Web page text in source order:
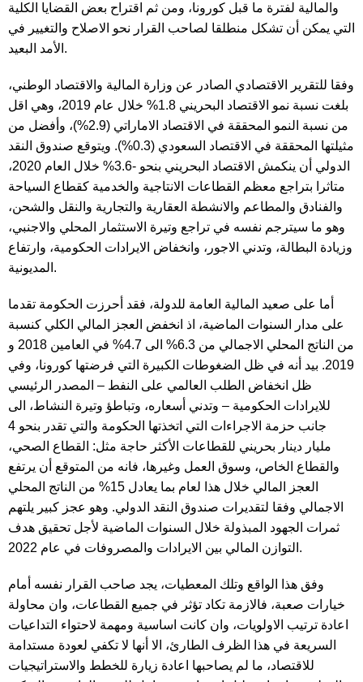
والمالية لفترة ما قبل كورونا، ومن ثم اقتراح بعض القضايا الكلية
التي يمكن أن تشكل منطلقا لصاحب القرار نحو الاصلاح والتغيير في
الأمد البعيد.
وفقا للتقرير الاقتصادي الصادر عن وزارة المالية والاقتصاد الوطني،
بلغت نسبة نمو الاقتصاد البحريني 1.8% خلال عام 2019، وهي اقل
من نسبة النمو المحققة في الاقتصاد الاماراتي (2.9%)، وأفضل من
مثيلتها المحققة في الاقتصاد السعودي (0.3%). ويتوقع صندوق النقد
الدولي أن ينكمش الاقتصاد البحريني بنحو -3.6% خلال العام 2020،
متاثرا بتراجع معظم القطاعات الانتاجية والخدمية كقطاع السياحة
والفنادق والمطاعم والانشطة العقارية والتجارية والنقل والشحن،
وهو ما سيترجم نفسه في تراجع وتيرة الاستثمار المحلي والاجنبي،
وزيادة البطالة، وتدني الاجور، وانخفاض الايرادات الحكومية، وارتفاع
المديونية.
أما على صعيد المالية العامة للدولة، فقد أحرزت الحكومة تقدما
على مدار السنوات الماضية، اذ انخفض العجز المالي الكلي كنسبة
من الناتج المحلي الاجمالي من 6.3% الى 4.7% في العامين 2018 و
2019. بيد أنه في ظل الضغوطات الكبيرة التي فرضتها كورونا، وفي
ظل انخفاض الطلب العالمي على النفط – المصدر الرئيسي
للايرادات الحكومية – وتدني أسعاره، وتباطؤ وتيرة النشاط، الى
جانب حزمة الاجراءات التي اتخذتها الحكومة والتي تقدر بنحو 4
مليار دينار بحريني للقطاعات الأكثر حاجة مثل: القطاع الصحي،
والقطاع الخاص، وسوق العمل وغيرها، فانه من المتوقع أن يرتفع
العجز المالي خلال هذا لعام بما يعادل 15% من الناتج المحلي
الاجمالي وفقا لتقديرات صندوق النقد الدولي. وهو عجز كبير يلتهم
ثمرات الجهود المبذولة خلال السنوات الماضية لأجل تحقيق هدف
التوازن المالي بين الايرادات والمصروفات في عام 2022.
وفق هذا الواقع وتلك المعطيات، يجد صاحب القرار نفسه أمام
خيارات صعبة، فالازمة تكاد تؤثر في جميع القطاعات، وان محاولة
اعادة ترتيب الاولويات، وان كانت اساسية ومهمة لاحتواء التداعيات
السريعة في هذا الظرف الطارئ، الا أنها لا تكفي لعودة مستدامة
للاقتصاد، ما لم يصاحبها اعادة زيارة للخطط والاستراتيجيات